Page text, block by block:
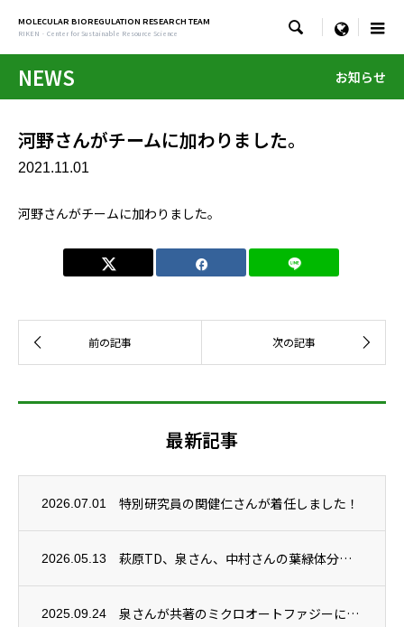
MOLECULAR BIOREGULATION RESEARCH TEAM
RIKEN · Center for Sustainable Resource Science  menu
NEWS お知らせ
河野さんがチームに加わりました。
2021.11.01
河野さんがチームに加わりました。
最新記事
2026.07.01 特別研究員の関健仁さんが着任しました！
2026.05.13 萩原TD、泉さん、中村さんの葉緑体分解機構に関する研究成果がPlant Physiol...
2025.09.24 泉さんが共著のミクロオートファジーに関する総説がAutophagy誌に掲載されました。